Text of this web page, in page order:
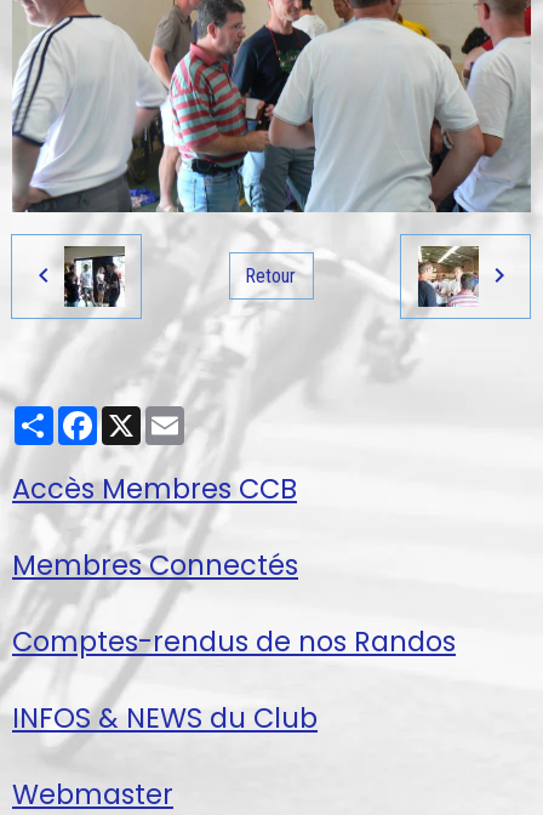
Retour
PartagerFacebook
X Email
Accès Membres CCB
Membres Connectés
Comptes-rendus de nos Randos
INFOS & NEWS du Club
Webmaster